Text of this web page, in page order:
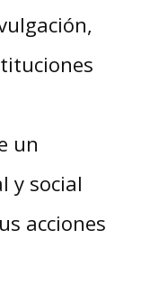
un
y social
acciones